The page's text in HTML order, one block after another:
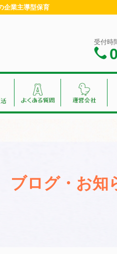
企業主導型保育
受付時
ブログ・お知